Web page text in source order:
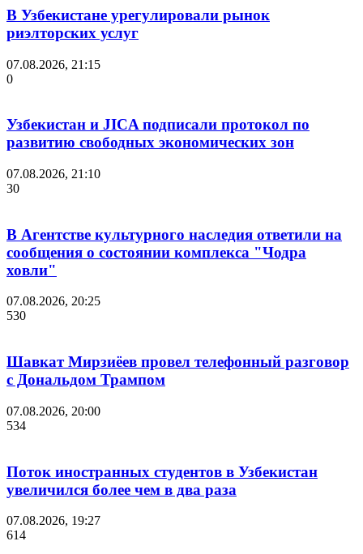
В Узбекистане урегулировали рынок
риэлторских услуг
07.08.2026, 21:15
0
Узбекистан и JICA подписали протокол по
развитию свободных экономических зон
07.08.2026, 21:10
30
В Агентстве культурного наследия ответили на
сообщения о состоянии комплекса "Чодра
ховли"
07.08.2026, 20:25
530
Шавкат Мирзиёев провел телефонный разговор
с Дональдом Трампом
07.08.2026, 20:00
534
Поток иностранных студентов в Узбекистан
увеличился более чем в два раза
07.08.2026, 19:27
614